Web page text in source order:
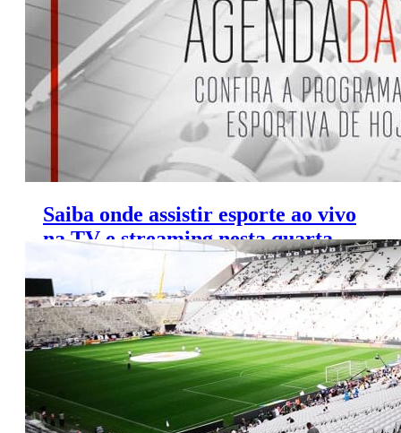
Saiba onde assistir esporte ao vivo
na TV e streaming nesta quarta